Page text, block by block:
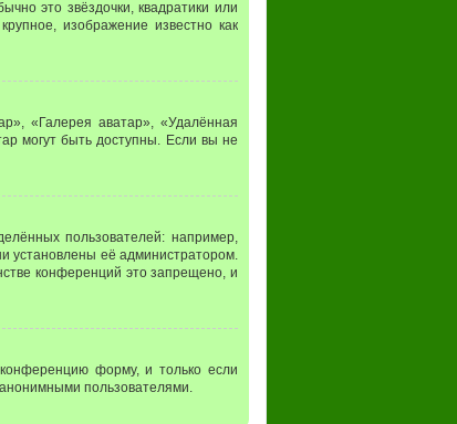
это звёздочки, квадратики или
изображение известно как
«Галерея аватар», «Удалённая
могут быть доступны. Если вы не
пользователей: например,
установлены её администратором.
конференций это запрещено, и
форму, и только если
пользователями.